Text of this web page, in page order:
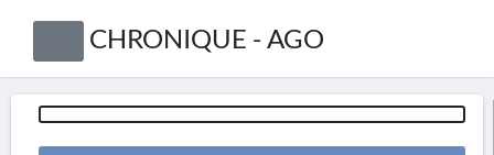
CHRONIQUE - AGO